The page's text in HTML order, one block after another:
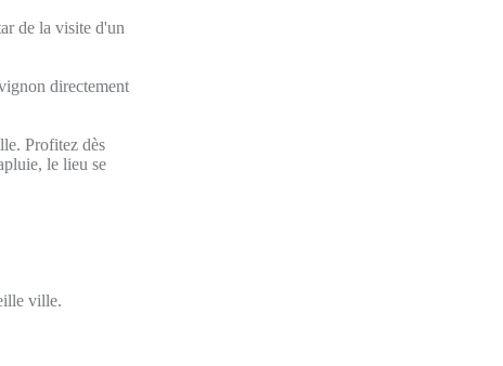
de la visite d'un
directement
Profitez dès
le lieu se
ville.